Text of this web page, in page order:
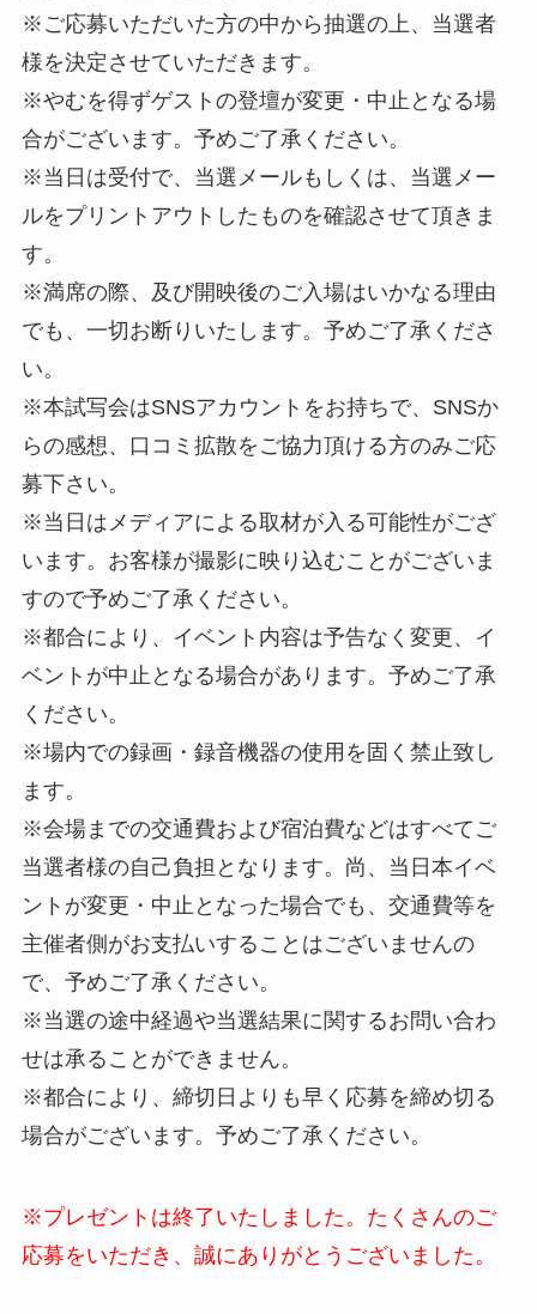
※ご応募いただいた方の中から抽選の上、当選者
様を決定させていただきます。
※やむを得ずゲストの登壇が変更・中止となる場
合がございます。予めご了承ください。
※当日は受付で、当選メールもしくは、当選メー
ルをプリントアウトしたものを確認させて頂きま
す。
※満席の際、及び開映後のご入場はいかなる理由
でも、一切お断りいたします。予めご了承くださ
い。
※本試写会はSNSアカウントをお持ちで、SNSか
らの感想、口コミ拡散をご協力頂ける方のみご応
募下さい。
※当日はメディアによる取材が入る可能性がござ
います。お客様が撮影に映り込むことがございま
すので予めご了承ください。
※都合により、イベント内容は予告なく変更、イ
ベントが中止となる場合があります。予めご了承
ください。
※場内での録画・録音機器の使用を固く禁止致し
ます。
※会場までの交通費および宿泊費などはすべてご
当選者様の自己負担となります。尚、当日本イベ
ントが変更・中止となった場合でも、交通費等を
主催者側がお支払いすることはございませんの
で、予めご了承ください。
※当選の途中経過や当選結果に関するお問い合わ
せは承ることができません。
※都合により、締切日よりも早く応募を締め切る
場合がございます。予めご了承ください。
※プレゼントは終了いたしました。たくさんのご
応募をいただき、誠にありがとうございました。